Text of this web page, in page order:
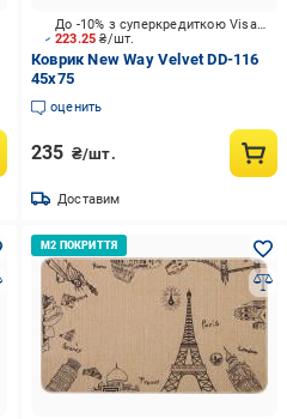
223.25₴/шт.
До -10% з суперкредиткою Visa Вигода
Коврик New Way Velvet DD-116
45x75
оценить
235 ₴/шт.
Доставим